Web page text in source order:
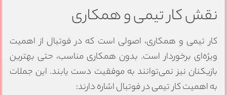
نقش کار تیمی و همکاری
کار تیمی و همکاری، اصولی است که در فوتبال از اهمیت
ویژه‌ای برخوردار است. بدون همکاری مناسب، حتی بهترین
بازیکنان نیز نمی‌توانند به موفقیت دست یابند. این جملات
به اهمیت کار تیمی در فوتبال اشاره دارند: